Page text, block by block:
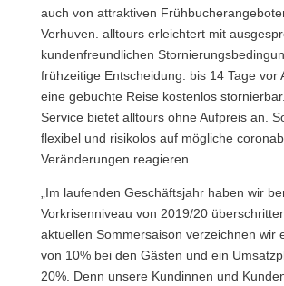
auch von attraktiven
Verhuven. alltours erleichtert mit
kundenfreundlichen
frühzeitige Entscheidung: bis 14 Tage vor
eine gebuchte Reise kostenlos
Service bietet alltours ohne Aufpreis an.
flexibel und risikolos auf mögliche
Veränderungen reagieren.
„Im laufenden Geschäftsjahr haben wir
Vorkrisenniveau von 2019/20
aktuellen Sommersaison verzeichnen wir
von 10% bei den Gästen und ein
20%. Denn unsere Kundinnen und